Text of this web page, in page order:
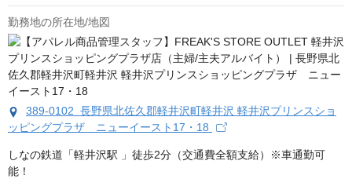
勤務地の所在地/地図
389-0102 長野県北佐久郡軽井沢町軽井沢 軽井沢プリンスショ
ッピングプラザ ニューイースト17・18
しなの鉄道「軽井沢駅 」徒歩2分（交通費全額支給）※車通勤可
能！